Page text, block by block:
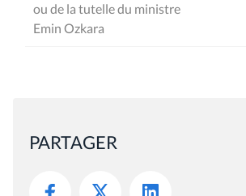
ou de la tutelle du ministre
Emin Ozkara
PARTAGER